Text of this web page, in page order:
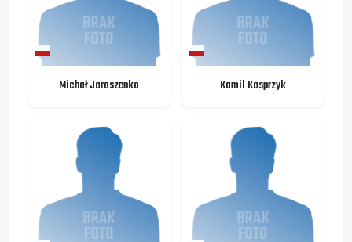
Michał Jaroszenko Kamil Kasprzyk